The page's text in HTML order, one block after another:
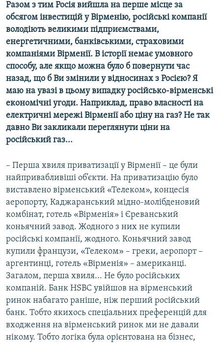
Разом з тим Росія вийшла на перше місце за
обсягом інвестицій у Вірменію, російські компанії
володіють великими підприємствами,
енергетичними, банківськими, страховими
компаніями Вірменії. В історії немає умовного
способу, але якщо можна було б повернути час
назад, що б Ви змінили у відносинах з Росією? Я
маю на увазі в цьому випадку російсько-вірменські
економічні угоди. Наприклад, право власності на
електричні мережі Вірменії або ціну на газ? Не так
давно Ви закликали переглянути ціни на
російський газ...
– Перша хвиля приватизації у Вірменії – це були
найпривабливіші об’єкти. На приватизацію було
виставлено вірменський «Телеком», концесія
аеропорту, Каджаранський мідно-молібденовий
комбінат, готель «Вірменія» і Єреванський
коньячний завод. Жодного з них не купили
російські компанії, жодного. Коньячний завод
купили французи, «Телеком» – греки, аеропорт –
аргентинці, готель «Вірменія» – американці.
Загалом, перша хвиля... Не було російських
компаній. Банк HSBC увійшов на вірменський
ринок набагато раніше, ніж перший російський
банк. Тобто якихось спеціальних преференцій для
входження на вірменський ринок ми не давали
нікому. Тобто логіка була орієнтована на бізнес,